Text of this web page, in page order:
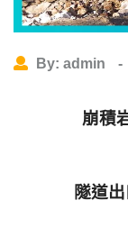
By: admin -
崩積
隧道